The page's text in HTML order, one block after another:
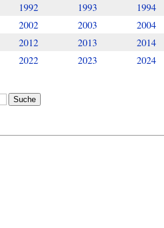
1992 1993
1994
2002 2003
2004
2012 2013
2014
2022 2023 2024
Suche